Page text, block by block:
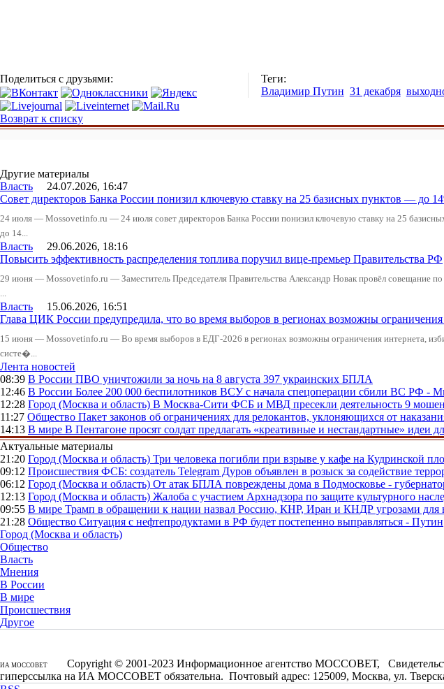
Поделиться с друзьями:
Теги:
Владимир Путин 31 декабря
Возврат к списку
Другие материалы
Власть 24.07.2026, 16:47
Совет директоров Банка России понизил ключевую ставку на 25 базисных пунктов — до
24 июля — Mossovetinfo.ru — 24 июля совет директоров Банка России понизил ключевую ставку на 25
до 14...
Власть 29.06.2026, 18:16
Повысить эффективность распределения топлива поручил вице-премьер Правительства РФ
29 июня — Mossovetinfo.ru — Заместитель Председателя Правительства Александр Новак провёл совещание по
...
Власть 15.06.2026, 16:51
Глава ЦИК России предупредила, что во время выборов в регионах возможны ограничения
15 июня — Mossovetinfo.ru — Во время выборов в ЕДГ-2026 в регионах возможны ограничения интернета,
систе�...
Лента новостей
08:39 В России ПВО уничтожили за ночь на 8 августа 397 украинских БПЛА
12:46 В России Более 200 000 беспилотников ВСУ с начала спецоперации сбили ВС РФ -
12:28 Город (Москва и область) В Москва-Сити ФСБ и МВД пресекли деятельность 9
11:27 Общество Пакет законов об ограничениях для релокантов, уклоняющихся от
14:13 В мире В Пентагоне просят солдат предлагать «креативные и нестандартные» идеи
Актуальные материалы
21:20 Город (Москва и область) Три человека погибли при взрыве у кафе на
09:12 Происшествия ФСБ: создатель Telegram Дуров объявлен в розыск за содействие
06:12 Город (Москва и область) От атак БПЛА повреждены дома в Подмосковье -
12:13 Город (Москва и область) Жалоба с участием Архнадзора по защите культурного
09:55 В мире Трамп в обращении к нации назвал Россию, КНР, Иран и КНДР угрозами
21:28 Общество Ситуация с нефтепродуктами в РФ будет постепенно выправляться - Путин
Город (Москва и область)
Общество
Власть
Мнения
В России
В мире
Происшествия
Другое
ИА МОССОВЕТ
Copyright © 2001-2023 Информационное агентство МОССОВЕТ,
гиперссылка на ИА МОССОВЕТ обязательна. Почтовый адрес: 125009, Москва, ул.